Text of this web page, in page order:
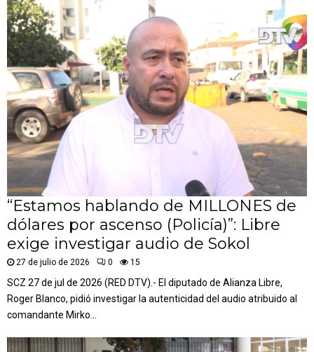
“Estamos hablando de MILLONES de
dólares por ascenso (Policía)”: Libre
exige investigar audio de Sokol
27 de julio de 2026 0 15
SCZ 27 de jul de 2026 (RED DTV).- El diputado de Alianza Libre,
Roger Blanco, pidió investigar la autenticidad del audio atribuido al
comandante Mirko...